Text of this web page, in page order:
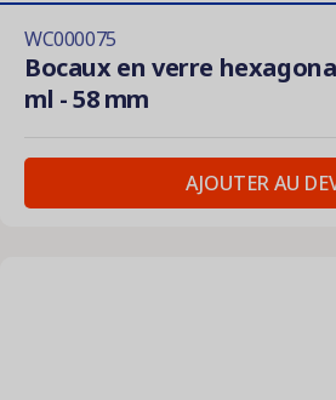
WC000075
Bocaux en verre
ml - 58 mm
AJOUTER AU